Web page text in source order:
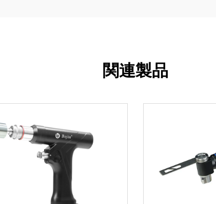
関連製品